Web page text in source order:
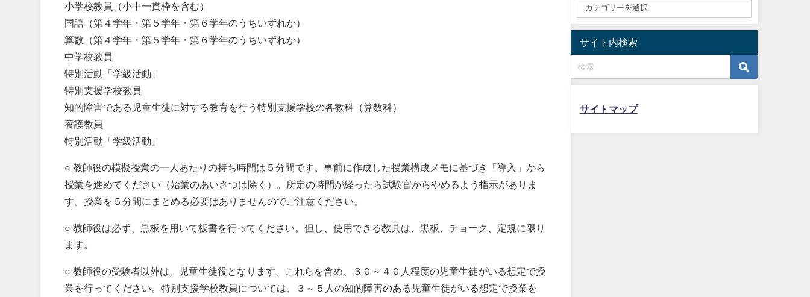
小学校教員（小中一貫枠を含む）
国語（第４学年・第５学年・第６学年のうちいずれか）
算数（第４学年・第５学年・第６学年のうちいずれか）
中学校教員
特別活動「学級活動」
特別支援学校教員
知的障害である児童生徒に対する教育を行う特別支援学校の各教科（算数科）
養護教員
特別活動「学級活動」
○ 教師役の模擬授業の一人あたりの持ち時間は５分間です。事前に作成した授業構成メモに基づき「導入」から
授業を進めてください（始業のあいさつは除く）。所定の時間が経ったら試験官からやめるよう指示がありま
す。授業を５分間にまとめる必要はありませんのでご注意ください。
○ 教師役は必ず、黒板を用いて板書を行ってください。但し、使用できる教具は、黒板、チョーク、定規に限り
ます。
○ 教師役の受験者以外は、児童生徒役となります。これらを含め、３０～４０人程度の児童生徒がいる想定で授
業を行ってください。特別支援学校教員については、３～５人の知的障害のある児童生徒がいる想定で授業を
サイト内検索
サイトマップ